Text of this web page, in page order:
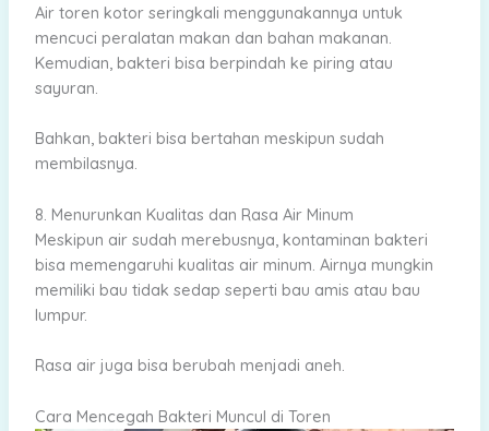
Air toren kotor seringkali menggunakannya untuk
mencuci peralatan makan dan bahan makanan.
Kemudian, bakteri bisa berpindah ke piring atau
sayuran.
Bahkan, bakteri bisa bertahan meskipun sudah
membilasnya.
8. Menurunkan Kualitas dan Rasa Air Minum
Meskipun air sudah merebusnya, kontaminan bakteri
bisa memengaruhi kualitas air minum. Airnya mungkin
memiliki bau tidak sedap seperti bau amis atau bau
lumpur.
Rasa air juga bisa berubah menjadi aneh.
Cara Mencegah Bakteri Muncul di Toren